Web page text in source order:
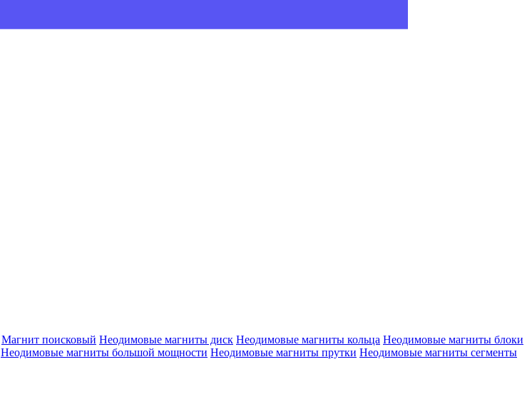
Магнит поисковый Неодимовые магниты диск Неодимовые магниты кольца Неодимовые магниты блоки
Неодимовые магниты большой мощности Неодимовые магниты прутки Неодимовые магниты сегменты